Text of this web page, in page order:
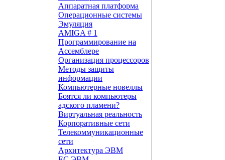
Аппаратная платформа
Операционные системы
Эмуляция
AMIGA # 1
Программирование на
Ассемблере
Организация процессоров
Методы защиты
информации
Компьютерные новеллы
Боятся ли компьютеры
адского пламени?
Виртуальная реальность
Корпоративные сети
Телекоммуникационные
сети
Архитектура ЭВМ